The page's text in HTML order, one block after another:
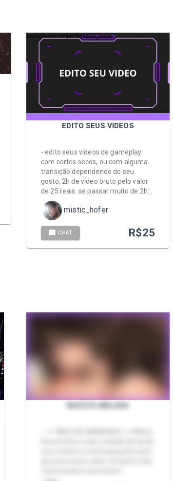
EDITO SEUS VIDEOS
- edito seus vídeos de gameplay
com cortes secos, ou com alguma
transição dependendo do seu
gosto, 2h de video bruto pelo valor
de 25 reais. se passar muito de 2h…
mistic_hofer
CHAT R$25
BUCETA MELADA